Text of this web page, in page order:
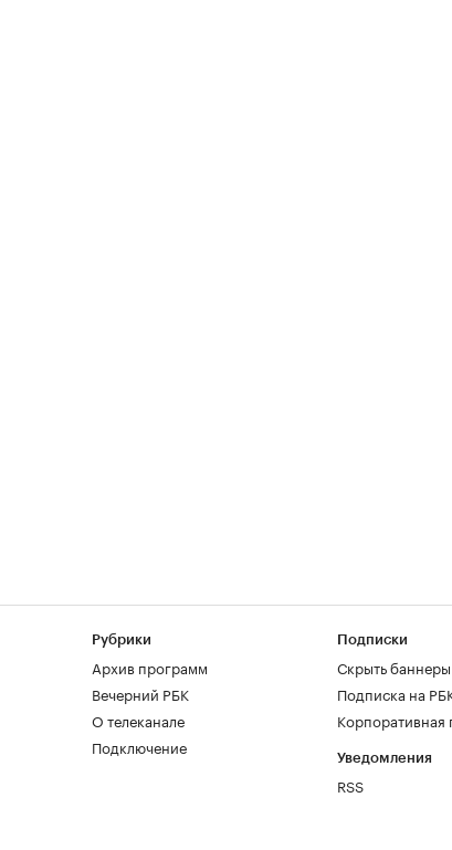
Рубрики
Архив программ
Вечерний РБК
О телеканале
Подключение
Подписки
Скрыть
Подписка на
Корпоративная
Уведомления
RSS